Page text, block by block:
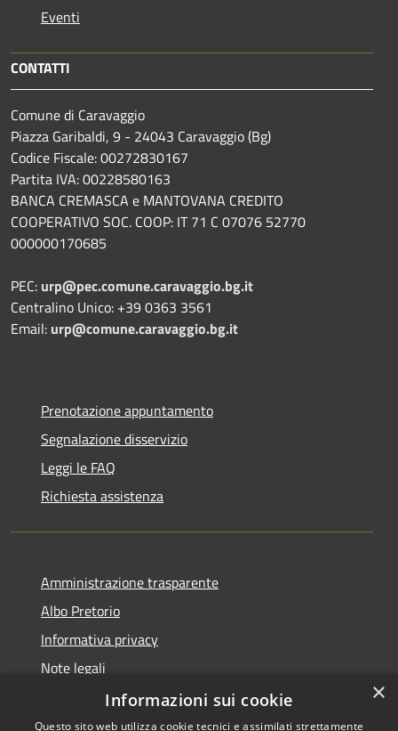
Eventi
CONTATTI
Comune di Caravaggio
Piazza Garibaldi, 9 - 24043 Caravaggio (Bg)
Codice Fiscale: 00272830167
Partita IVA: 00228580163
BANCA CREMASCA e MANTOVANA CREDITO
COOPERATIVO SOC. COOP: IT 71 C 07076 52770
000000170685
PEC: urp@pec.comune.caravaggio.bg.it
Centralino Unico: +39 0363 3561
Email: urp@comune.caravaggio.bg.it
Prenotazione appuntamento
Segnalazione disservizio
Leggi le FAQ
Richiesta assistenza
Amministrazione trasparente
Albo Pretorio
Informativa privacy
Note legali
Dichiarazione di accessibilità
×
Informazioni sui cookie
Questo sito web utilizza cookie tecnici e assimilati strettamente